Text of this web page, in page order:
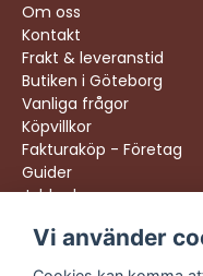
Om oss
Kontakt
Frakt & leveranstid
Butiken i Göteborg
Vanliga frågor
Köpvillkor
Fakturaköp - Företag
Guider
Jobba hos oss
Följ oss:
Vi använder